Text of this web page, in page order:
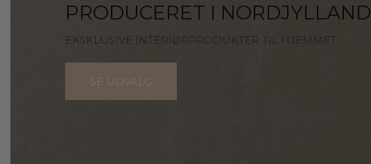
PRODUCERET I NORDJYLLAND
EKSKLUSIVE INTERIØRPRODUKTER TIL HJEMMET
SE UDVALG